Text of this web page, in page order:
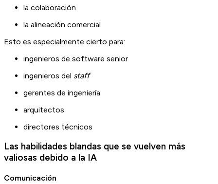
la colaboración
la alineación comercial
Esto es especialmente cierto para:
ingenieros de software senior
ingenieros del staff
gerentes de ingeniería
arquitectos
directores técnicos
Las habilidades blandas que se vuelven más
valiosas debido a la IA
Comunicación